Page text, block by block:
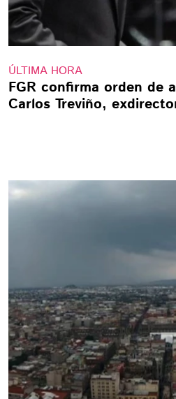
ÚLTIMA HORA
FGR confirma orden de
Carlos Treviño,